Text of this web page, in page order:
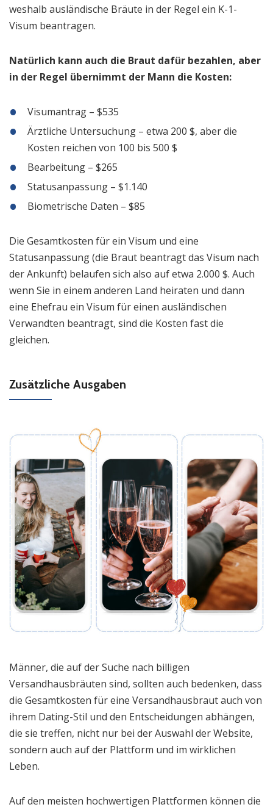
weshalb ausländische Bräute in der Regel ein K-1-
Visum beantragen.
Natürlich kann auch die Braut dafür bezahlen, aber
in der Regel übernimmt der Mann die Kosten:
Visumantrag – $535
Ärztliche Untersuchung – etwa 200 $, aber die
Kosten reichen von 100 bis 500 $
Bearbeitung – $265
Statusanpassung – $1.140
Biometrische Daten – $85
Die Gesamtkosten für ein Visum und eine
Statusanpassung (die Braut beantragt das Visum nach
der Ankunft) belaufen sich also auf etwa 2.000 $. Auch
wenn Sie in einem anderen Land heiraten und dann
eine Ehefrau ein Visum für einen ausländischen
Verwandten beantragt, sind die Kosten fast die
gleichen.
Zusätzliche Ausgaben
Männer, die auf der Suche nach billigen
Versandhausbräuten sind, sollten auch bedenken, dass
die Gesamtkosten für eine Versandhausbraut auch von
ihrem Dating-Stil und den Entscheidungen abhängen,
die sie treffen, nicht nur bei der Auswahl der Website,
sondern auch auf der Plattform und im wirklichen
Leben.
Auf den meisten hochwertigen Plattformen können die